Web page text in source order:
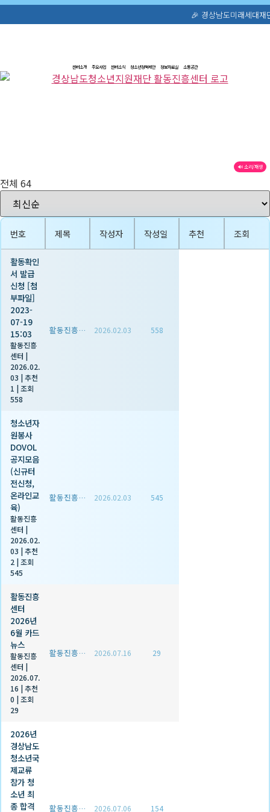
🎉 경상남도미래세대재단 공식 홈
로
센터소개 주요사업 센터소식 청소년정책제안 정보자료실 소통공간
🔊 소리/재생
전체 64
번호 제목 작성자 작성일 추천 조회
활동확인
서 발급
신청 [첨
부파일]
2023-
07-19
15:03
활동진흥
센터 |
2026.02.
03 |추천
1 |조회
558
활동진흥센터 2026.02.03 558
청소년자
원봉사
DOVOL
공지모음
(신규터
전신청,
온라인교
육)
활동진흥
센터 |
2026.02.
03 |추천
2 |조회
545
활동진흥센터 2026.02.03 545
활동진흥
센터
2026년
6월 카드
뉴스
활동진흥
센터 |
2026.07.
16 |추천
0 |조회
29
활동진흥센터 2026.07.16 29
2026년
경상남도
청소년국
제교류
참가 청
소년 최
종 합격
활동진흥센터 2026.07.06 154